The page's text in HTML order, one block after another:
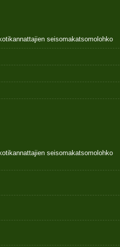
seisomakatsomolohko
seisomakatsomolohko